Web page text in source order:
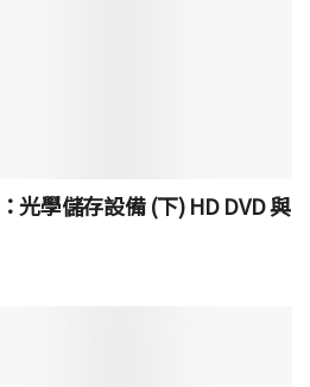
光學儲存設備 (下) HD DVD 與